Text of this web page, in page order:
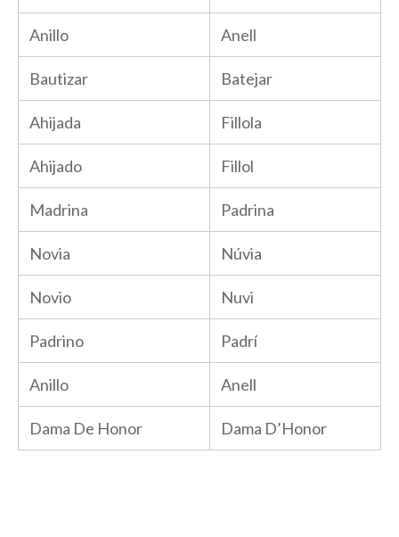
Anillo Anell
Bautizar Batejar
Ahijada Fillola
Ahijado Fillol
Madrina Padrina
Novia Núvia
Novio Nuvi
Padrino Padrí
Anillo Anell
Dama De Honor Dama D’Honor